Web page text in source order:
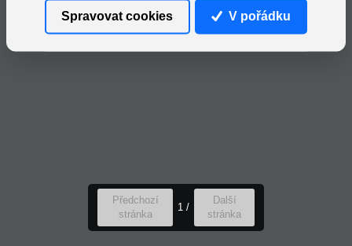
Předchozí
stránka
1 /
Další
stránka
Spravovat cookies V pořádku